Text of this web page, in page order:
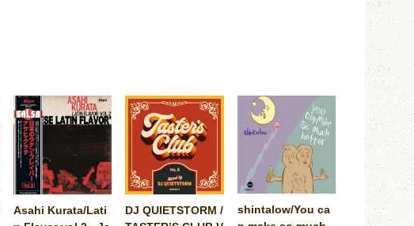
Asahi Kurata/Lati
DJ QUIETSTORM /
shintalow/You ca